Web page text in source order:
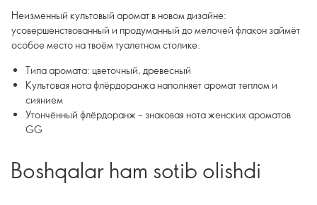
Неизменный культовый аромат в новом дизайне:
усовершенствованный и продуманный до мелочей флакон займёт
особое место на твоём туалетном столике.
Типа аромата: цветочный, древесный
Культовая нота флёрдоранжа наполняет аромат теплом и
сиянием
Утончённый флёрдоранж – знаковая нота женских ароматов
GG
Boshqalar ham sotib olishdi